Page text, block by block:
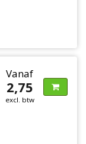
Vanaf
2,75
excl. btw